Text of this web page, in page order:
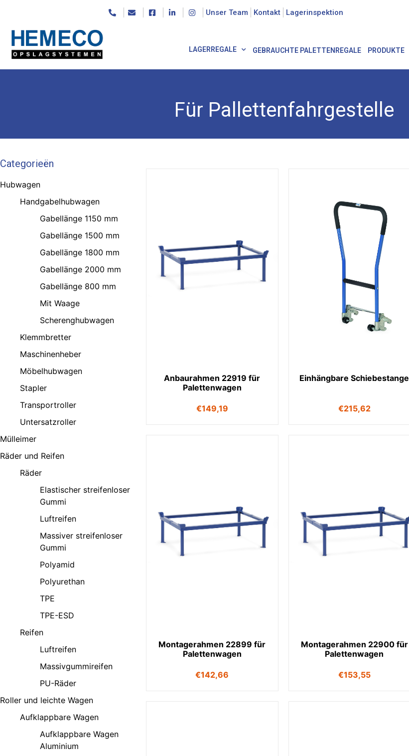
Unser Team Kontakt Lagerinspektion
LAGERREGALE GEBRAUCHTE PALETTENREGALE PRODUKTE
Für Pallettenfahrgestelle
Categorieën
Hubwagen
Handgabelhubwagen
Gabellänge 1150 mm
Gabellänge 1500 mm
Gabellänge 1800 mm
Gabellänge 2000 mm
Gabellänge 800 mm
Mit Waage
Scherenghubwagen
Klemmbretter
Maschinenheber
Möbelhubwagen
Stapler
Transportroller
Untersatzroller
Mülleimer
Räder und Reifen
Räder
Elastischer streifenloser
Gummi
Luftreifen
Massiver streifenloser
Gummi
Polyamid
Polyurethan
TPE
TPE-ESD
Reifen
Luftreifen
Massivgummireifen
PU-Räder
Roller und leichte Wagen
Aufklappbare Wagen
Aufklappbare Wagen
Aluminium
Anbaurahmen 22919 für
Palettenwagen
€149,19
Einhängbare Schiebestange
€215,62
Montagerahmen 22899 für
Palettenwagen
€142,66
Montagerahmen 22900 für
Palettenwagen
€153,55